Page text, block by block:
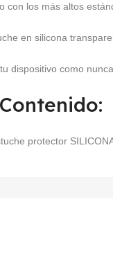
con los más altos
en silicona
dispositivo como
Contenido:
protector